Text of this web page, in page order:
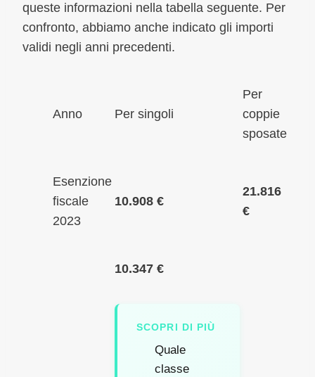
queste informazioni nella tabella seguente. Per
confronto, abbiamo anche indicato gli importi
validi negli anni precedenti.
Anno Per singoli
Per
coppie
sposate
Esenzione
fiscale
2023
10.908 €
21.816
€
10.347 €
SCOPRI DI PIÙ
Quale
classe